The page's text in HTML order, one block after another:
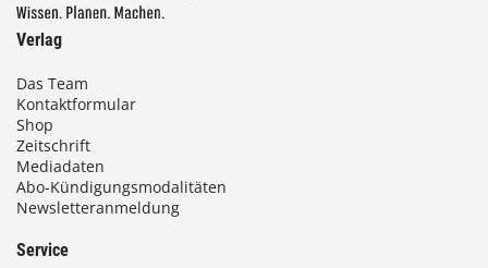
Verlag
Das Team
Kontaktformular
Shop
Zeitschrift
Mediadaten
Abo-Kündigungsmodalitäten
Newsletteranmeldung
Service